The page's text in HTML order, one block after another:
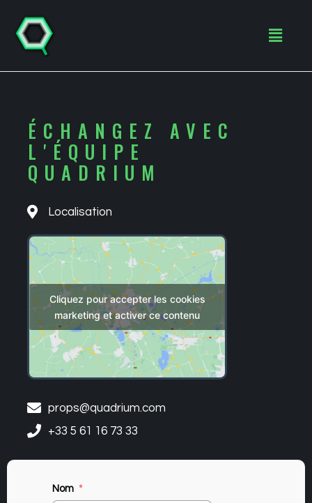
contenu
Menu
ÉCHANGEZ AVEC
L'ÉQUIPE
QUADRIUM
Localisation
Cliquez pour accepter les cookies
marketing et activer ce contenu
props@quadrium.com
+33 5 61 16 73 33
Nom